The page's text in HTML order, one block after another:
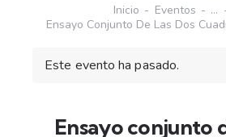
Inicio Eventos
...
Ensayo Conjunto De Las Dos
Este evento ha pasado.
Ensayo conjunto